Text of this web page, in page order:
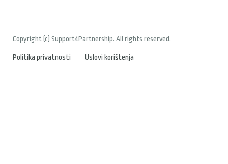
Copyright (c) Support4Partnership. All rights reserved.
Politika privatnosti Uslovi korištenja